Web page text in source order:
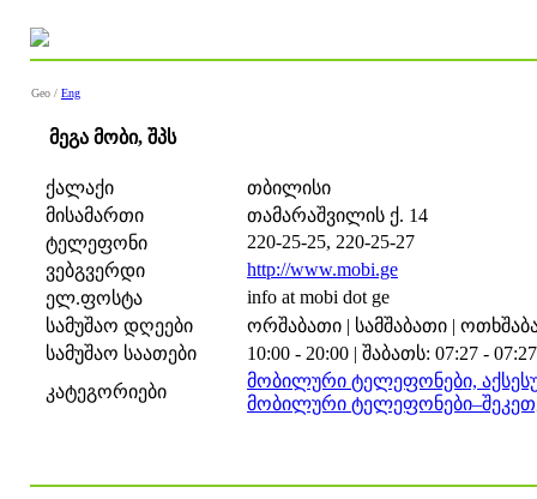
Geo / Eng
მეგა მობი, შპს
ქალაქი
თბილისი
მისამართი
თამარაშვილის ქ. 14
ტელეფონი
220-25-25, 220-25-27
ვებგვერდი
http://www.mobi.ge
ელ.ფოსტა
info at mobi dot ge
სამუშაო დღეები
ორშაბათი | სამშაბათი |
სამუშაო საათები
10:00 - 20:00 | შაბათს: 07:27 - 07:27
კატეგორიები
მობილური ტელეფონები,
მობილური